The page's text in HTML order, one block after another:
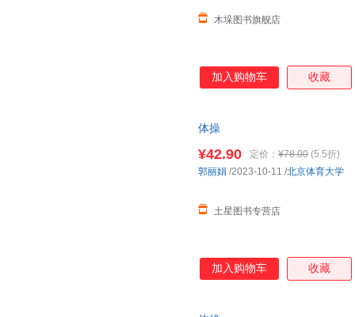
木垛图书旗舰店
加入购物车 收藏
体操
¥42.90 定价： ¥78.00 (5.5折)
土星图书专营店
郭丽娟 /2023-10-11 /北京体育大学
加入购物车 收藏